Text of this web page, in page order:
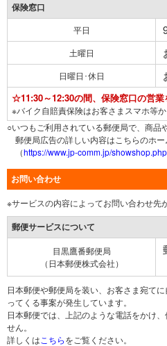
保険窓口
平日
土曜日
日曜日･休日
☆11:30～12:30の間、保険窓口の営業
※バイク自賠責保険はお客さまスマホ等
○いつもご利用されている郵便局で、商品
郵便局広告の詳しい内容はこちらのホー
（https://www.jp-comm.jp/
お問い合わせ
※サービスの内容によってお問い合わせ先
郵便サービスについて
目黒鷹番郵便局
（日本郵便株式会社）
日本郵便や郵便局を装い、お客さま宛て
ってくる事案が発生しています。
日本郵便では、上記のような電話をかけ
せん。
詳しくは こちらをご覧ください。